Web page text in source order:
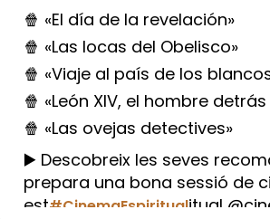
🍿 «El día de la revelación»
🍿 «Las locas del Obelisco»
🍿 «Viaje al país de los
🍿 «León XIV, el hombre
🍿 «Las ovejas detectives»
▶️ Descobreix les seves
prepara una bona sessió de
est#CinemaEspiritualitual